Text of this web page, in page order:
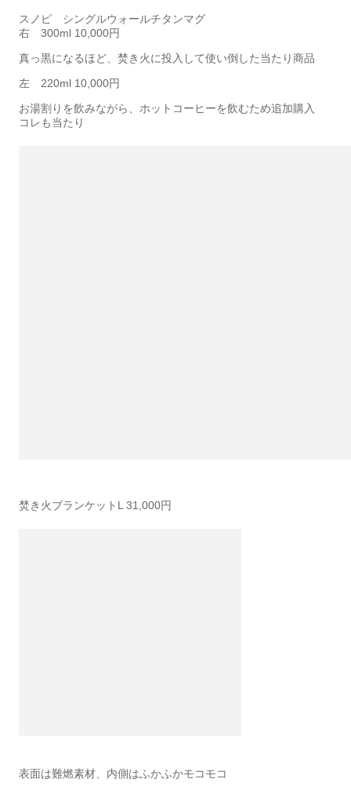
スノピ シングルウォールチタンマグ
右 300ml 10,000円
真っ黒になるほど、焚き火に投入して使い倒した当たり商品
左 220ml 10,000円
お湯割りを飲みながら、ホットコーヒーを飲むため追加購入
コレも当たり
焚き火ブランケットL 31,000円
表面は難燃素材、内側はふかふかモコモコ